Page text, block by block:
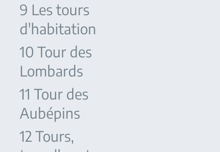
9 Les tours
d'habitation
10 Tour des
Lombards
11 Tour des
Aubépins
12 Tours,